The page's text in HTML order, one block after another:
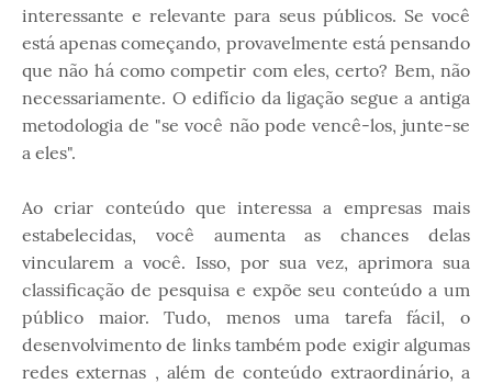
interessante e relevante para seus públicos. Se você
está apenas começando, provavelmente está pensando
que não há como competir com eles, certo? Bem, não
necessariamente. O edifício da ligação segue a antiga
metodologia de "se você não pode vencê-los, junte-se
a eles".
Ao criar conteúdo que interessa a empresas mais
estabelecidas, você aumenta as chances delas
vincularem a você. Isso, por sua vez, aprimora sua
classificação de pesquisa e expõe seu conteúdo a um
público maior. Tudo, menos uma tarefa fácil, o
desenvolvimento de links também pode exigir algumas
redes externas , além de conteúdo extraordinário, a